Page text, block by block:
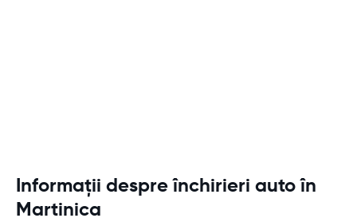
Informații despre închirieri auto în
Martinica